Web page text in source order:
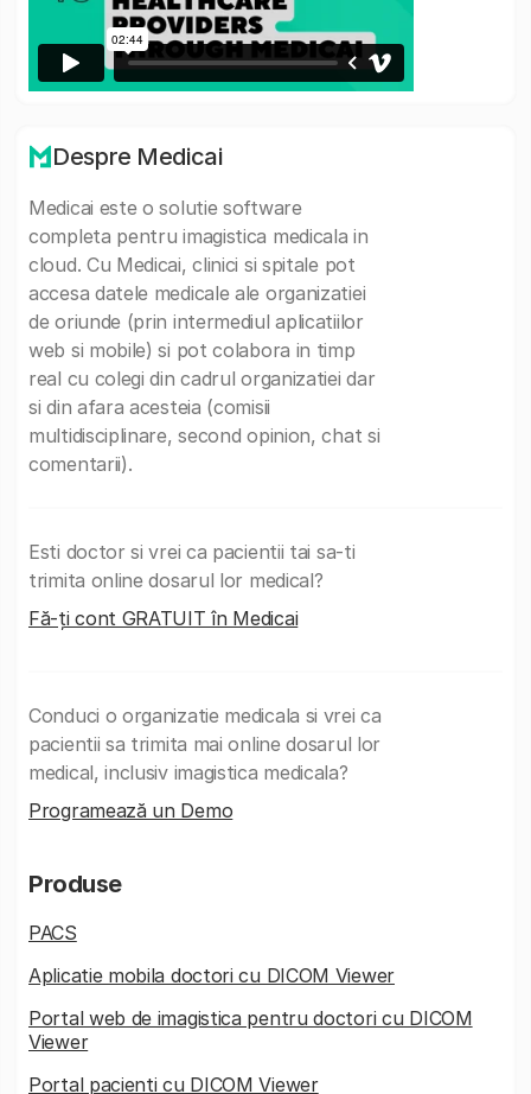
Despre Medicai
Medicai este o solutie software
completa pentru imagistica medicala in
cloud. Cu Medicai, clinici si spitale pot
accesa datele medicale ale organizatiei
de oriunde (prin intermediul aplicatiilor
web si mobile) si pot colabora in timp
real cu colegi din cadrul organizatiei dar
si din afara acesteia (comisii
multidisciplinare, second opinion, chat si
comentarii).
Esti doctor si vrei ca pacientii tai sa-ti
trimita online dosarul lor medical?
Fă-ți cont GRATUIT în Medicai
Conduci o organizatie medicala si vrei ca
pacientii sa trimita mai online dosarul lor
medical, inclusiv imagistica medicala?
Programează un Demo
Produse
PACS
Aplicatie mobila doctori cu DICOM Viewer
Portal web de imagistica pentru doctori cu DICOM
Viewer
Portal pacienti cu DICOM Viewer